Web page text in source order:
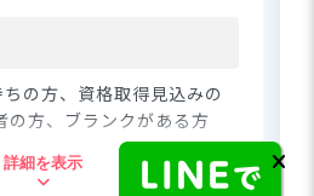
さらに詳しい
てあ
育を目
クリエ
ェの創作
性を育
の方、資格取得見込みの
方、ブランクがある方
詳細を表示